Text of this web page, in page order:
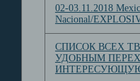
02-03.11.2018
Nacional/
СПИСОК ВСЕХ
УДОБНЫМ